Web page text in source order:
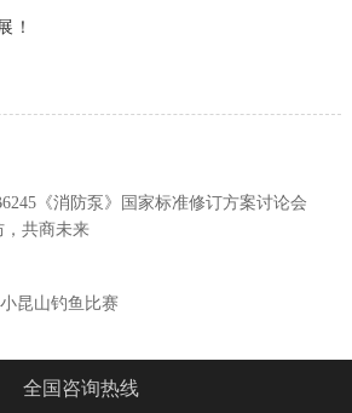
！
《消防泵》国家标准修订方案讨论会
共商未来
昆山钓鱼比赛
全国咨询热线